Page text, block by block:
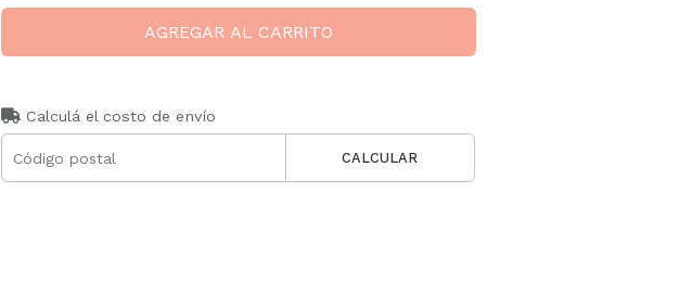
AGREGAR AL CARRITO
Calculá el costo de envío
CALCULAR